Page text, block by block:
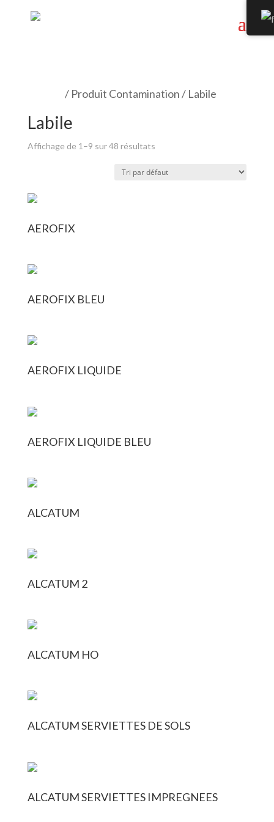
/ Produit Contamination / Labile
Labile
Affichage de 1–9 sur 48 résultats
AEROFIX
AEROFIX BLEU
AEROFIX LIQUIDE
AEROFIX LIQUIDE BLEU
ALCATUM
ALCATUM 2
ALCATUM HO
ALCATUM SERVIETTES DE SOLS
ALCATUM SERVIETTES IMPREGNEES